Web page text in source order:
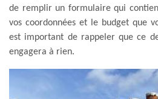
de remplir un formulaire qui
vos coordonnées et le budget que
est important de rappeler que ce
engagera à rien.